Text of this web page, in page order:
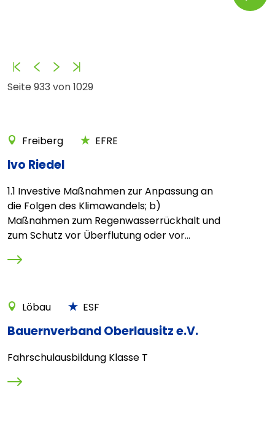
Seite 933 von 1029
AnfangZurückVorwärts
Freiberg EFRE
Ivo Riedel
1.1 Investive Maßnahmen zur Anpassung an
die Folgen des Klimawandels; b)
Maßnahmen zum Regenwasserrückhalt und
zum Schutz vor Überflutung oder vor...
Löbau ESF
Bauernverband Oberlausitz e.V.
Fahrschulausbildung Klasse T